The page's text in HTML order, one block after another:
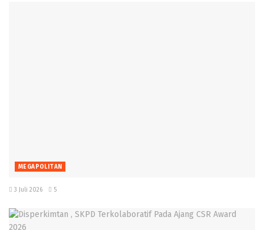
MEGAPOLITAN
3 Juli 2026 5